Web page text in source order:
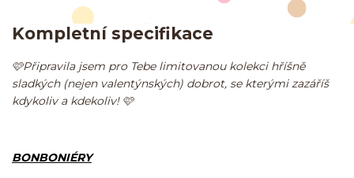
Kompletní specifikace
🩷Připravila jsem pro Tebe limitovanou kolekci hříšně
sladkých (nejen valentýnských) dobrot, se kterými zazáříš
kdykoliv a kdekoliv! 🩷
BONBONIÉRY